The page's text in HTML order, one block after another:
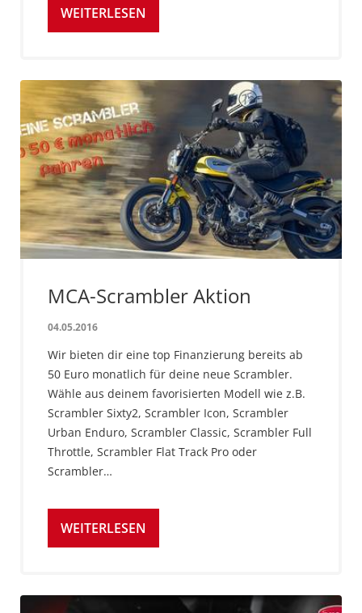
WEITERLESEN
MCA-Scrambler Aktion
04.05.2016
Wir bieten dir eine top Finanzierung bereits ab
50 Euro monatlich für deine neue Scrambler.
Wähle aus deinem favorisierten Modell wie z.B.
Scrambler Sixty2, Scrambler Icon, Scrambler
Urban Enduro, Scrambler Classic, Scrambler Full
Throttle, Scrambler Flat Track Pro oder
Scrambler…
WEITERLESEN